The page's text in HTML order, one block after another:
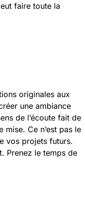
faire toute la
originales aux
une ambiance
de l’écoute fait de
Ce n’est pas le
vos projets futurs.
Prenez le temps de